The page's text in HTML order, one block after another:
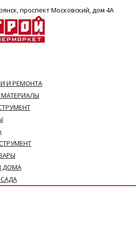
проспект Московский, дом 4А
И РЕМОНТА
ДОМА